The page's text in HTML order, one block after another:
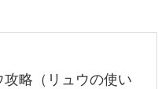
攻略（リュウの使い